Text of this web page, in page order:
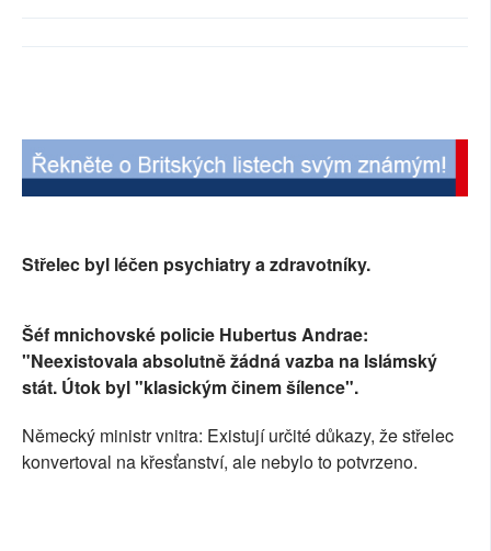
SOCIÁLNÍ SÍTĚ
PLNÁ VERZE STRÁNEK
Střelec byl léčen psychiatry a zdravotníky.
Šéf mnichovské policie Hubertus Andrae:
"Neexistovala absolutně žádná vazba na Islámský
stát. Útok byl "klasickým činem šílence".
Německý ministr vnitra: Existují určité důkazy, že střelec
konvertoval na křesťanství, ale nebylo to potvrzeno.